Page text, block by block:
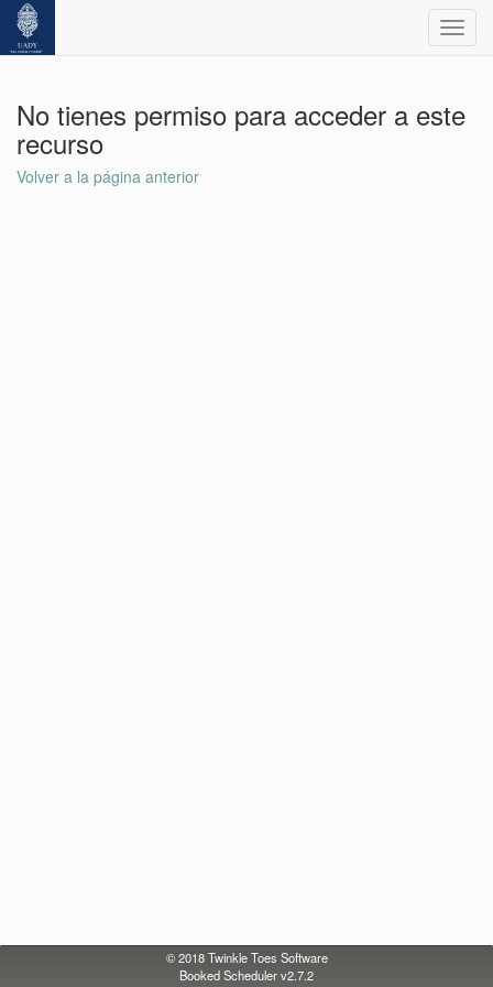
No tienes permiso para acceder a este
recurso
Volver a la página anterior
© 2018Twinkle Toes Software
Booked Scheduler v2.7.2